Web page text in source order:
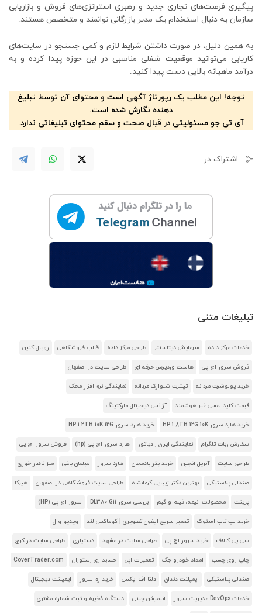
پیگیری فرصت‌های تجاری جدید و رهبری استراتژی‌های فروش و بازاریابی
سازمان به دنبال استخدام یک مدیر بازرگانی توانمند و متخصص هستند.
به همین دلیل، در صورت داشتن شرایط لازم و کمی جستجو در سایت‌‌های
کاریابی می‌توانید موقعیت شغلی مناسبی در این حوزه پیدا کرده و به
درآمد ماهیانه بالایی دست پیدا کنید.
توجه! این مطلب یک رپورتاژ آگهی است و محتوای آن توسط تبلیغ
دهنده نگارش شده است.
آی تی جو مسئولیتی در قبال صحت و سقم محتوای تبلیغاتی ندارد.
اشتراک در
تبلیغات متنی
خدمات مرکز داده سرمایش دیتاسنتر طراحی مرکز داده قالب فروشگاهی رویال کنین
فروش سرور اچ پی هاست وردپرس حرفه ای طراحی سایت در اصفهان
خرید پولوشرت مردانه تیشرت شلوارک مردانه نمایندگی نرم افزار محک
قیمت کلید لمسی غیر هوشمند آژانس دیجیتال مارکتینگ
خرید هارد سرور HP 1.8TB 12G 10K خرید هارد سرور HP 1.2TB 10K 12G
سفارش ربات تلگرام نمایندگی ایران رادیاتور هارد سرور اچ پی (hp) فروش سرور اچ پی
طراحی سایت آنریل انجین خرید بذر بادمجان هارد سرور مبلمان باغی میز ناهار خوری
صندلی پلاستیکی بهترین دکتر زیبایی کرمانشاه طراحی سایت فروشگاهی در اصفهان هیرکا
پرینت محصولات انیمه، فیلم و گیم بررسی سرور DL380 G11 سرور اچ پی (HP)
خرید لپ تاپ استوک تعمیر سریع آیفون تصویری | کوماکس لند ویدیو وال
سی پی کالاف خرید سرور اچ پی طراحی سایت در مشهد دستیاری طراحی سایت در کرج
چاپ روی چسب امداد خودرو جک تعمیرات اپل حسابداری رستوران CoverTrader.com
صندلی پلاستیکی ایمپلنت دندان دلتا اف ایکس خرید رم سرور ایمپلنت دیجیتال
خدمات DevOps مدیریت سرور انیمیشن چینی دستگاه ذخیره و ثبت شماره مشتری